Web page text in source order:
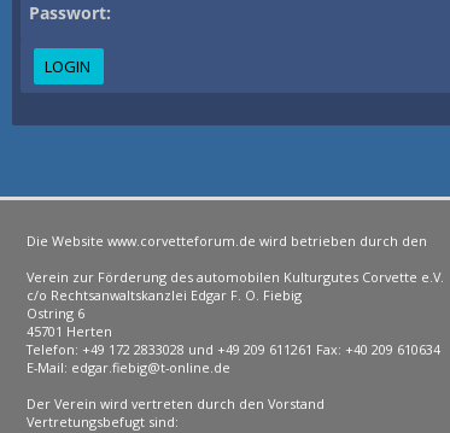
Passwort:
Die Website www.corvetteforum.de wird betrieben durch den
Verein zur Förderung des automobilen Kulturgutes Corvette e.V.
c/o Rechtsanwaltskanzlei Edgar F. O. Fiebig
Ostring 6
45701 Herten
Telefon: +49 172 2833028 und +49 209 611261 Fax: +40 209 610634
E-Mail: edgar.fiebig@t-online.de
Der Verein wird vertreten durch den Vorstand
Vertretungsbefugt sind: